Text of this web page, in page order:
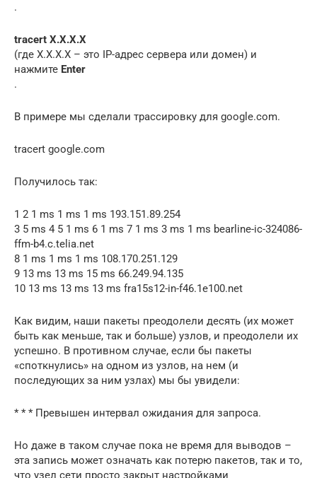
.
tracert Х.Х.Х.Х
(где Х.Х.Х.Х – это IP-адрес сервера или домен) и
нажмите Enter
.
В примере мы сделали трассировку для google.com.
tracert google.com
Получилось так:
1 2 1 ms 1 ms 1 ms 193.151.89.254
3 5 ms 4 5 1 ms 6 1 ms 7 1 ms 3 ms 1 ms bearline-ic-324086-
ffm-b4.c.telia.net
8 1 ms 1 ms 1 ms 108.170.251.129
9 13 ms 13 ms 15 ms 66.249.94.135
10 13 ms 13 ms 13 ms fra15s12-in-f46.1e100.net
Как видим, наши пакеты преодолели десять (их может
быть как меньше, так и больше) узлов, и преодолели их
успешно. В противном случае, если бы пакеты
«споткнулись» на одном из узлов, на нем (и
последующих за ним узлах) мы бы увидели:
* * * Превышен интервал ожидания для запроса.
Но даже в таком случае пока не время для выводов –
эта запись может означать как потерю пакетов, так и то,
что узел сети просто закрыт настройками